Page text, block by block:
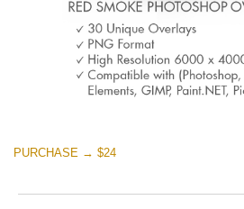
PURCHASE → $24